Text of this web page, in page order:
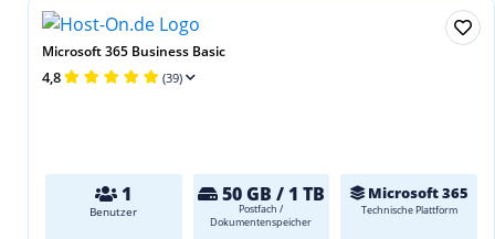
Microsoft 365 Business Basic
4,8 (39)
1
Benutzer
50 GB / 1 TB
Postfach /
Dokumentenspeicher
Microsoft 365
Technische Plattform